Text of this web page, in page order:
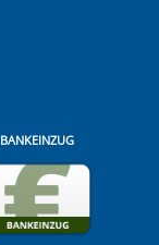
BANKEINZUG